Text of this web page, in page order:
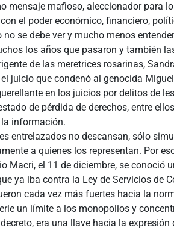
mensaje mafioso, aleccionador para
el poder económico, financiero,
no se debe ver y mucho menos
los años que pasaron y también
de las meretrices rosarinas,
juicio que condenó al genocida
en los juicios por delitos de
de pérdida de derechos, entre
información.
entrelazados no descansan, sólo
a quienes los representan. Por
Macri, el 11 de diciembre, se conoció
ya iba contra la Ley de Servicios de
cada vez más fuertes hacia la
un límite a los monopolios y
era una llave hacia la